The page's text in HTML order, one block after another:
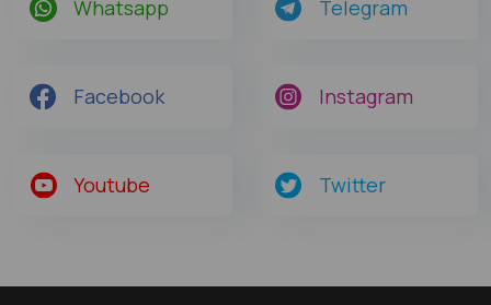
Whatsapp Telegram
Facebook Instagram
Youtube Twitter